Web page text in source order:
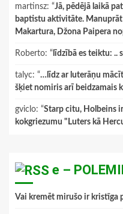
martinsz: “Jā, pēdējā laikā
baptistu aktivitāte.
Makartura, Džona Paipera
Roberto: “ līdzībā es teiktu: ..
talyc: “…līdz ar luterāņu
šķiet nomiris arī beidzamais
gviclo: “Starp citu, Holbeins
kokgriezumu "Luters kā
e –
Vai kremēt mirušo ir kristīga